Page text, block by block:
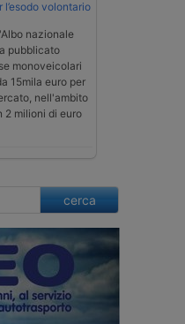
volontario
nazionale
pubblicato
monoveicolari
15mila euro per
nell'ambito
2 milioni di euro
cerca